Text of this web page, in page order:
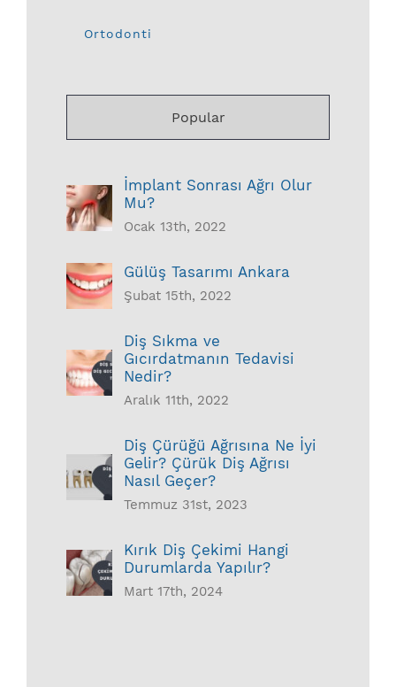
Ortodonti
Popular
İmplant Sonrası Ağrı Olur
Mu?
Ocak 13th, 2022
Gülüş Tasarımı Ankara
Şubat 15th, 2022
Diş Sıkma ve
Gıcırdatmanın Tedavisi
Nedir?
Aralık 11th, 2022
Diş Çürüğü Ağrısına Ne İyi
Gelir? Çürük Diş Ağrısı
Nasıl Geçer?
Temmuz 31st, 2023
Kırık Diş Çekimi Hangi
Durumlarda Yapılır?
Mart 17th, 2024